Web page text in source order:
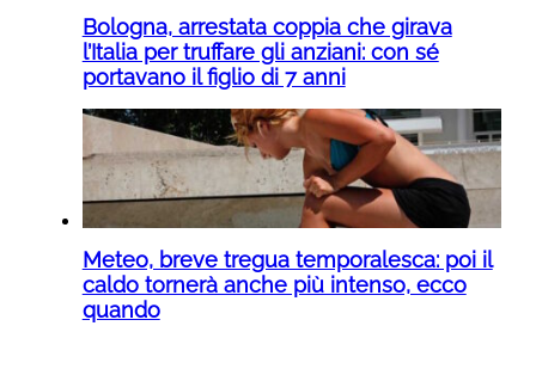
Bologna, arrestata coppia che girava
l’Italia per truffare gli anziani: con sé
portavano il figlio di 7 anni
Meteo, breve tregua temporalesca: poi il
caldo tornerà anche più intenso, ecco
quando